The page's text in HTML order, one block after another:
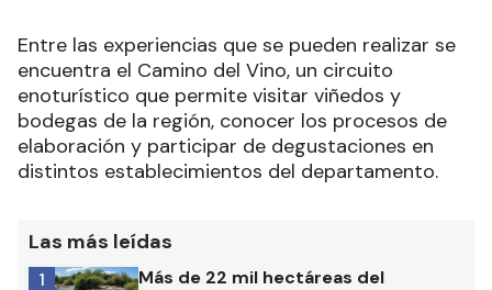
Entre las experiencias que se pueden realizar se
encuentra el Camino del Vino, un circuito
enoturístico que permite visitar viñedos y
bodegas de la región, conocer los procesos de
elaboración y participar de degustaciones en
distintos establecimientos del departamento.
Las más leídas
Más de 22 mil hectáreas del
1